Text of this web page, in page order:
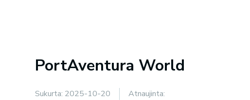
PortAventura World
Sukurta: 2025-10-20 Atnaujinta: